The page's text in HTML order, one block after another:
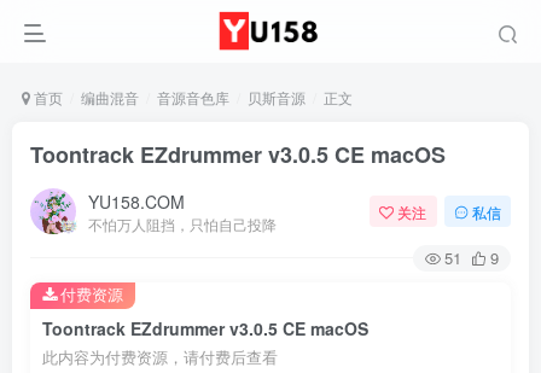
首页 编曲混音 音源音色库 贝斯音源 正文
Toontrack EZdrummer v3.0.5 CE macOS
YU158.COM
不怕万人阻挡，只怕自己投降
关注 私信
51 9
Toontrack EZdrummer v3.0.5 CE macOS
此内容为付费资源，请付费后查看
付费资源